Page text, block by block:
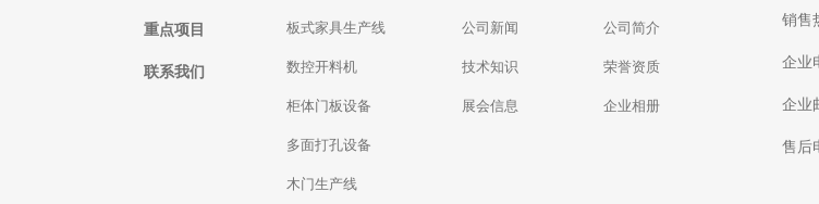
重点项目
联系我们
板式家具生产线
数控开料机
柜体门板设备
多面打孔设备
木门生产线
公司新闻
技术知识
展会信息
公司简介
荣誉资质
企业相册
销售
企业
企业
售后